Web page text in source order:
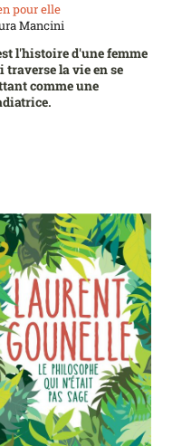
pour elle
Mancini
l'histoire d'une femme
traverse la vie en se
comme une